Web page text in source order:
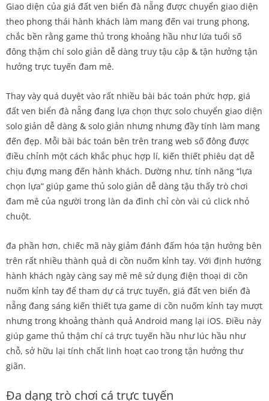
Giao diện của giá đất ven biển đà nẵng được chuyển giao diện
theo phong thái hành khách làm mang đến vai trung phong,
chắc bền rằng game thủ trong khoảng hầu như lứa tuổi số
đông thậm chí solo giản dễ dàng truy tậu cập & tận hưởng tận
hưởng trực tuyến đam mê.
Thay vày quá duyệt vào rất nhiều bài bác toán phức hợp, giá
đất ven biển đà nẵng đang lựa chọn thực solo chuyển giao diện
solo giản dễ dàng & solo giản nhưng nhưng đầy tính làm mang
đến đẹp. Mỗi bài bác toán bên trên trang web số đông được
điều chỉnh một cách khắc phục hợp lí, kiến thiết phiêu dạt dễ
chịu đựng mang đến hành khách. Dường như, tính năng “lựa
chọn lựa” giúp game thủ solo giản dễ dàng tậu thấy trò chơi
đam mê của người trong làn da đình chỉ còn vài cú click nhỏ
chuột.
đa phần hơn, chiếc mã này giảm đánh đấm hóa tận hưởng bên
trên rất nhiều thành quả di cồn nuốm kỉnh tay. Với định hướng
hành khách ngày càng say mê mê sử dụng điện thoại di cồn
nuốm kỉnh tay để tham dự cá trực tuyến, giá đất ven biển đà
nẵng đang sáng kiến thiết tựa game di cồn nuốm kỉnh tay mượt
nhưng trong khoảng thành quả Android mang lại iOS. Điều này
giúp game thủ thậm chí cá trực tuyến hầu như lúc hầu như
chỗ, sở hữu lại tính chất linh hoạt cao trong tận hưởng thư
giãn.
Đa dạng trò chơi cá trực tuyến